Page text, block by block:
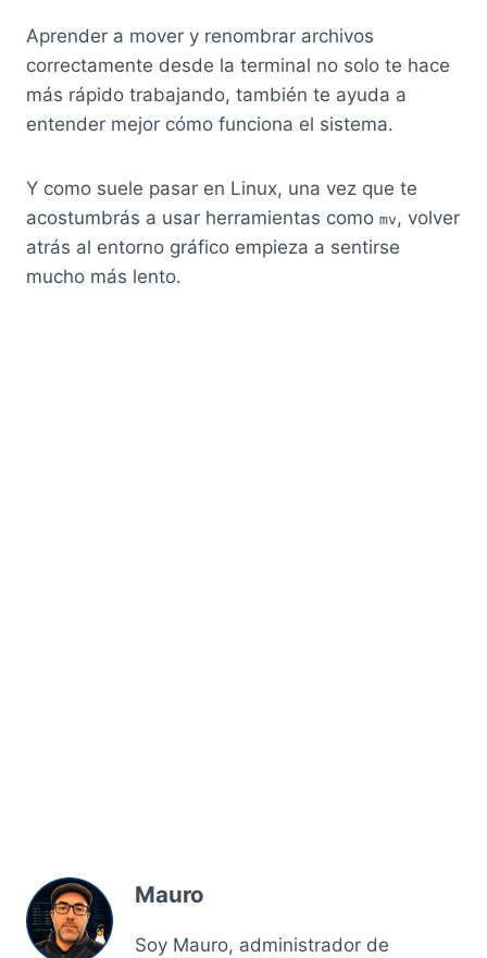
Aprender a mover y renombrar archivos
correctamente desde la terminal no solo te hace
más rápido trabajando, también te ayuda a
entender mejor cómo funciona el sistema.
Y como suele pasar en Linux, una vez que te
acostumbrás a usar herramientas como mv , volver
atrás al entorno gráfico empieza a sentirse
mucho más lento.
Mauro
Soy Mauro, administrador de